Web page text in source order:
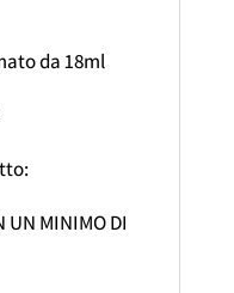
da 18ml
UN MINIMO DI